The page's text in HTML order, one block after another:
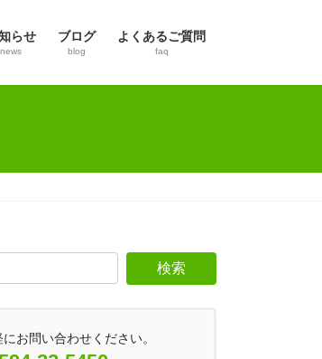
らせ
news
ブログ
blog
よくあるご質問
faq
お問い合わせください。